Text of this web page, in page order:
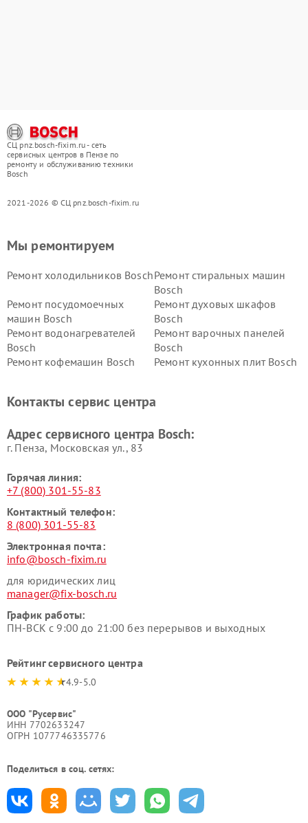
СЦ pnz.bosch-fixim.ru - сеть
сервисных центров в Пензе по
ремонту и обслуживанию техники
Bosch
2021-2026 © СЦ pnz.bosch-fixim.ru
Мы ремонтируем
Ремонт холодильников BoschРемонт стиральных машин
Bosch
Ремонт посудомоечных
машин Bosch
Ремонт духовых шкафов
Bosch
Ремонт водонагревателей
Bosch
Ремонт варочных панелей
Bosch
Ремонт кофемашин Bosch
Ремонт кухонных плит Bosch
Ремонт сушильных автоматовРемонт морозильных камер
Контакты сервис центра
Адрес сервисного центра Bosch:
г. Пенза, Московская ул., 83
Горячая линия:
+7 (800) 301-55-83
Контактный телефон:
8 (800) 301-55-83
Электронная почта:
info@bosch-fixim.ru
для юридических лиц
manager@fix-bosch.ru
График работы:
ПН-ВСК с 9:00 до 21:00 без перерывов и выходных
Рейтинг сервисного центра
4.9-5.0
ООО "Русервис"
ИНН 7702633247
ОГРН 1077746335776
Поделиться в соц. сетях: